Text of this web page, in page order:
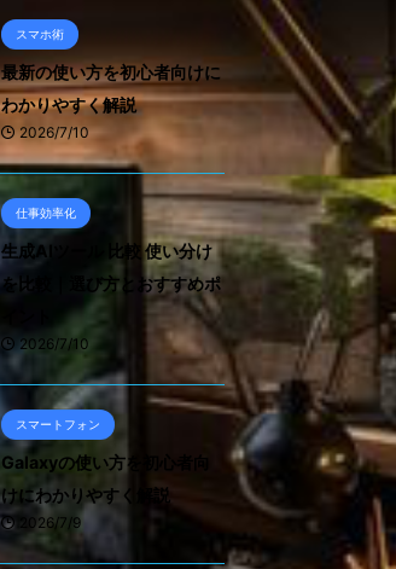
スマホ術
最新の使い方を初心者向けに
わかりやすく解説
2026/7/10
仕事効率化
生成AIツール 比較 使い分け
を比較｜選び方とおすすめポ
2026/7/10
スマートフォン
Galaxyの使い方を初心者向
けにわかりやすく解説
2026/7/9